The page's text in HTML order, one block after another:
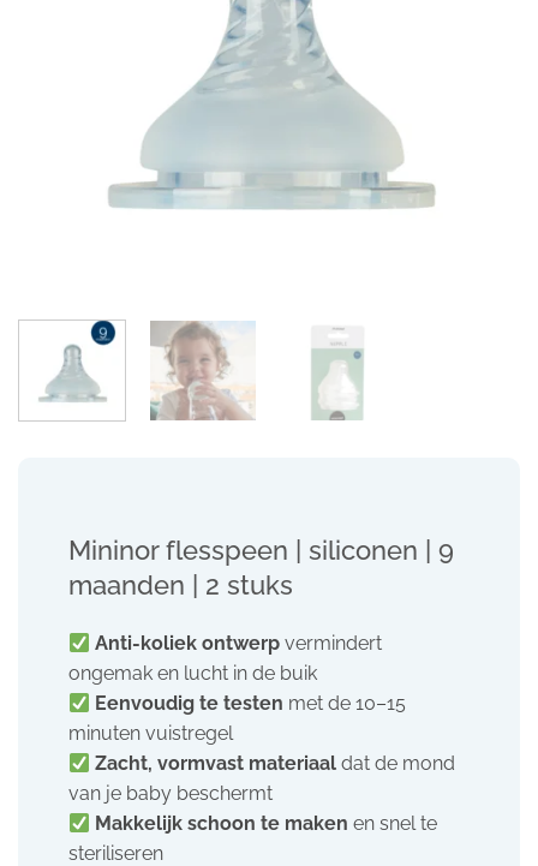
Mininor flesspeen | siliconen | 9
maanden | 2 stuks
Anti-koliek ontwerp vermindert
ongemak en lucht in de buik
Eenvoudig te testen met de 10–15
minuten vuistregel
Zacht, vormvast materiaal dat de mond
van je baby beschermt
Makkelijk schoon te maken en snel te
steriliseren